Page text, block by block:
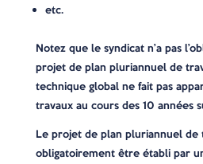
etc.
Notez que le syndicat n’a pas
projet de plan pluriannuel de
technique global ne fait pas
travaux au cours des 10 années
Le projet de plan pluriannuel de
obligatoirement être établi par